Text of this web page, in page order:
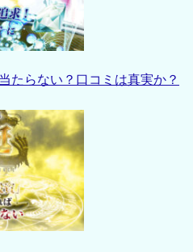
たらない？口コミは真実か？